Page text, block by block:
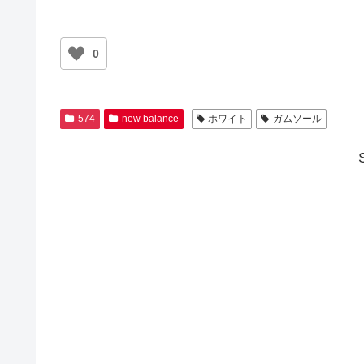
0
574 new balance ホワイト ガムソール